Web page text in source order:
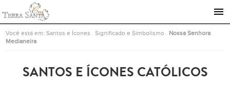
Ir para a página inicial
Você está em:Santos e Ícones .Significado e Simbolismo
Nossa Senhora
Medianeira
SANTOS E ÍCONES CATÓLICOS